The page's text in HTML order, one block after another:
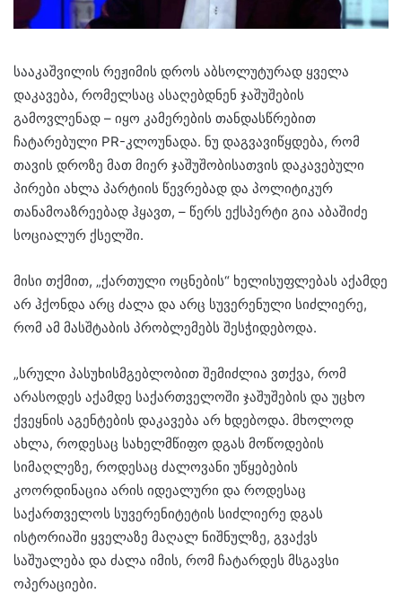
სააკაშვილის რეჟიმის დროს აბსოლუტურად ყველა
დაკავება, რომელსაც ასაღებდნენ ჯაშუშების
გამოვლენად – იყო კამერების თანდასწრებით
ჩატარებული PR-კლოუნადა. ნუ დაგვავიწყდება, რომ
თავის დროზე მათ მიერ ჯაშუშობისათვის დაკავებული
პირები ახლა პარტიის წევრებად და პოლიტიკურ
თანამოაზრეებად ჰყავთ, – წერს ექსპერტი გია აბაშიძე
სოციალურ ქსელში.
მისი თქმით, „ქართული ოცნების“ ხელისუფლებას აქამდე
არ ჰქონდა არც ძალა და არც სუვერენული სიძლიერე,
რომ ამ მასშტაბის პრობლემებს შესჭიდებოდა.
„სრული პასუხისმგებლობით შემიძლია ვთქვა, რომ
არასოდეს აქამდე საქართველოში ჯაშუშების და უცხო
ქვეყნის აგენტების დაკავება არ ხდებოდა. მხოლოდ
ახლა, როდესაც სახელმწიფო დგას მოწოდების
სიმაღლეზე, როდესაც ძალოვანი უწყებების
კოორდინაცია არის იდეალური და როდესაც
საქართველოს სუვერენიტეტის სიძლიერე დგას
ისტორიაში ყველაზე მაღალ ნიშნულზე, გვაქვს
საშუალება და ძალა იმის, რომ ჩატარდეს მსგავსი
ოპერაციები.